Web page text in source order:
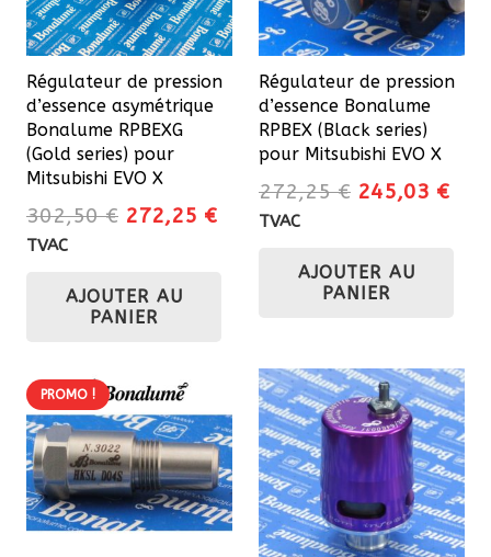
Régulateur de pression
d’essence asymétrique
Bonalume RPBEXG
(Gold series) pour
Mitsubishi EVO X
302,50€ Le
était :
302,50 €.
272,25 €Le
TVAC
AJOUTER AU
PANIER
Régulateur de pression
d’essence Bonalume
RPBEX (Black series)
pour Mitsubishi EVO X
272,25€ Le
était :
272,25 €.
245,03 €Le
TVAC
AJOUTER AU
PANIER
PROMO !